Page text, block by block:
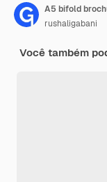
A5 bifold
rushaligabani
Você também